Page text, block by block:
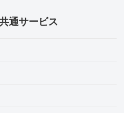
通サービス